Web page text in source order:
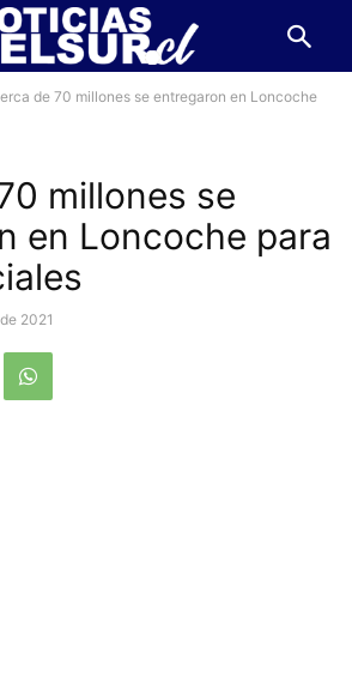
de 70 millones se entregaron en Loncoche
millones se
en Loncoche para
2021